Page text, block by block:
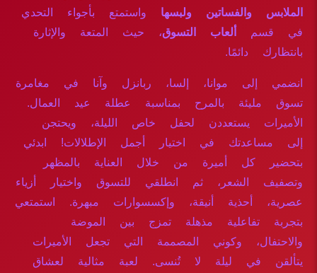
الملابس والفساتين ولبسها واستمتع بأجواء التحدي
في قسم
ألعاب التسوق، حيث المتعة والإثارة
بانتظارك دائمًا.
انضمي إلى موانا، إلسا، ربانزل وآنا في مغامرة
تسوق مليئة بالمرح بمناسبة عطلة عيد العمال.
الأميرات يستعددن لحفل خاص الليلة، ويحتجن
إلى مساعدتك في اختيار أجمل الإطلالات! ابدئي
بتحضير كل أميرة من خلال العناية بالمظهر
وتصفيف الشعر، ثم انطلقي للتسوق واختيار أزياء
عصرية، أحذية أنيقة، وإكسسوارات مبهرة. استمتعي
بتجربة تفاعلية مذهلة تمزج بين الموضة
والاحتفال، وكوني المصممة التي تجعل الأميرات
يتألقن في ليلة لا تُنسى. لعبة مثالية لعشاق